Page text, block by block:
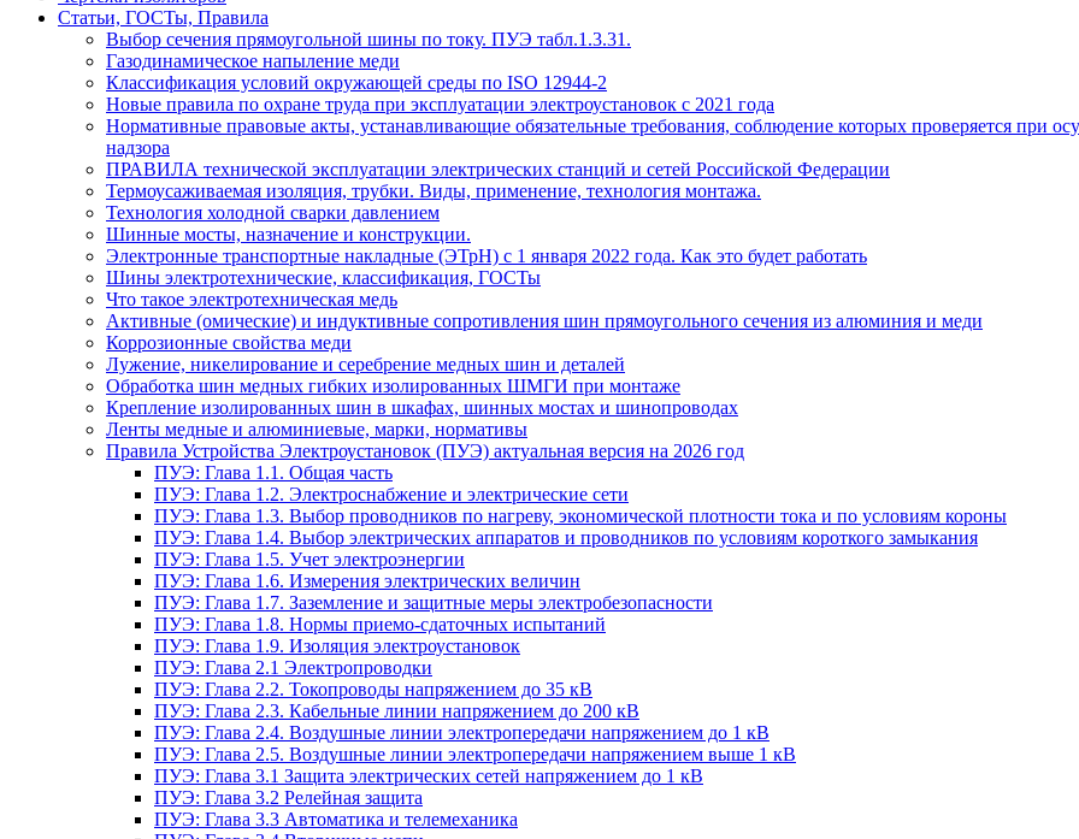
Статьи, ГОСТы, Правила
Выбор сечения прямоугольной шины по току. ПУЭ табл.1.3.31.
Газодинамическое напыление меди
Классификация условий окружающей среды по ISO 12944-2
Новые правила по охране труда при эксплуатации электроустановок с 2021 года
Нормативные правовые акты, устанавливающие обязательные требования, соблюдение которых проверяется при
надзора
ПРАВИЛА технической эксплуатации электрических станций и сетей Российской Федерации
Термоусаживаемая изоляция, трубки. Виды, применение, технология монтажа.
Технология холодной сварки давлением
Шинные мосты, назначение и конструкции.
Электронные транспортные накладные (ЭТрН) с 1 января 2022 года. Как это будет работать
Шины электротехнические, классификация, ГОСТы
Что такое электротехническая медь
Активные (омические) и индуктивные сопротивления шин прямоугольного сечения из алюминия и меди
Коррозионные свойства меди
Лужение, никелирование и серебрение медных шин и деталей
Обработка шин медных гибких изолированных ШМГИ при монтаже
Крепление изолированных шин в шкафах, шинных мостах и шинопроводах
Ленты медные и алюминиевые, марки, нормативы
Правила Устройства Электроустановок (ПУЭ) актуальная версия на 2026 год
ПУЭ: Глава 1.1. Общая часть
ПУЭ: Глава 1.2. Электроснабжение и электрические сети
ПУЭ: Глава 1.3. Выбор проводников по нагреву, экономической плотности тока и по условиям короны
ПУЭ: Глава 1.4. Выбор электрических аппаратов и проводников по условиям короткого замыкания
ПУЭ: Глава 1.5. Учет электроэнергии
ПУЭ: Глава 1.6. Измерения электрических величин
ПУЭ: Глава 1.7. Заземление и защитные меры электробезопасности
ПУЭ: Глава 1.8. Нормы приемо-сдаточных испытаний
ПУЭ: Глава 1.9. Изоляция электроустановок
ПУЭ: Глава 2.1 Электропроводки
ПУЭ: Глава 2.2. Токопроводы напряжением до 35 кВ
ПУЭ: Глава 2.3. Кабельные линии напряжением до 200 кВ
ПУЭ: Глава 2.4. Воздушные линии электропередачи напряжением до 1 кВ
ПУЭ: Глава 2.5. Воздушные линии электропередачи напряжением выше 1 кВ
ПУЭ: Глава 3.1 Защита электрических сетей напряжением до 1 кВ
ПУЭ: Глава 3.2 Релейная защита
ПУЭ: Глава 3.3 Автоматика и телемеханика